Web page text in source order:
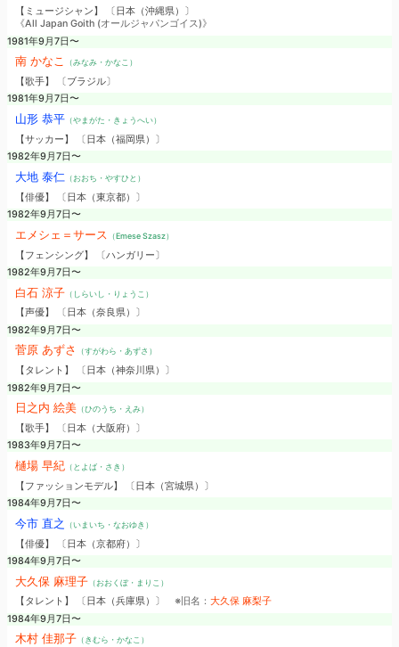
【ミュージシャン】 〔日本（沖縄県）〕
《All Japan Goith (オールジャパンゴイス)》
1981年9月7日〜
南 かなこ （みなみ・かなこ）
【歌手】 〔ブラジル〕
1981年9月7日〜
山形 恭平（やまがた・きょうへい）
【サッカー】 〔日本（福岡県）〕
1982年9月7日〜
大地 泰仁 （おおち・やすひと）
【俳優】 〔日本（東京都）〕
1982年9月7日〜
エメシェ＝サース （Emese Szasz）
【フェンシング】 〔ハンガリー〕
1982年9月7日〜
白石 涼子（しらいし・りょうこ）
【声優】 〔日本（奈良県）〕
1982年9月7日〜
菅原 あずさ （すがわら・あずさ）
【タレント】 〔日本（神奈川県）〕
1982年9月7日〜
日之内 絵美（ひのうち・えみ）
【歌手】 〔日本（大阪府）〕
1983年9月7日〜
樋場 早紀（とよば・さき）
【ファッションモデル】 〔日本（宮城県）〕
1984年9月7日〜
今市 直之 （いまいち・なおゆき）
【俳優】 〔日本（京都府）〕
1984年9月7日〜
大久保 麻理子（おおくぼ・まりこ）
【タレント】 〔日本（兵庫県）〕 ※旧名： 大久保 麻梨子
1984年9月7日〜
木村 佳那子（きむら・かなこ）